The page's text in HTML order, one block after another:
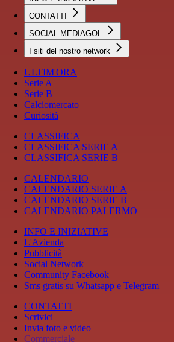
CONTATTI
SOCIAL MEDIAGOL
I siti del nostro network
ULTIM'ORA
Serie A
Serie B
Calciomercato
Curiosità
CLASSIFICA
CLASSIFICA SERIE A
CLASSIFICA SERIE B
CALENDARIO
CALENDARIO SERIE A
CALENDARIO SERIE B
CALENDARIO PALERMO
INFO E INIZIATIVE
L'Azienda
Pubblicità
Social Network
Community Facebook
Sms gratis su Whatsapp e Telegram
CONTATTI
Scrivici
Invia foto e video
Commerciale